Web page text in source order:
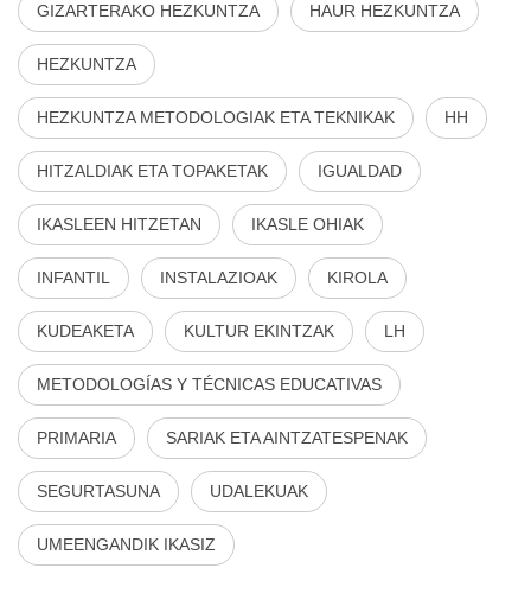
GIZARTERAKO HEZKUNTZA HAUR HEZKUNTZA
HEZKUNTZA
HEZKUNTZA METODOLOGIAK ETA TEKNIKAK HH
HITZALDIAK ETA TOPAKETAK IGUALDAD
IKASLEEN HITZETAN IKASLE OHIAK
INFANTIL INSTALAZIOAK KIROLA
KUDEAKETA KULTUR EKINTZAK LH
METODOLOGÍAS Y TÉCNICAS EDUCATIVAS
PRIMARIA SARIAK ETA AINTZATESPENAK
SEGURTASUNA UDALEKUAK
UMEENGANDIK IKASIZ